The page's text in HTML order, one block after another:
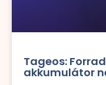
Tageos:
akkumulátor